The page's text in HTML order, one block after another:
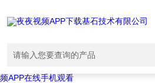
/www/wwwroot/T1.COM/func.phpon
file_put_contents(./cachefile_yuan/
failed to open stream: No such file or
/www/wwwroot/T1.COM/func.php
夜夜视频APP下载,夜夜爽视频APP看片,
频APP在线手机观看